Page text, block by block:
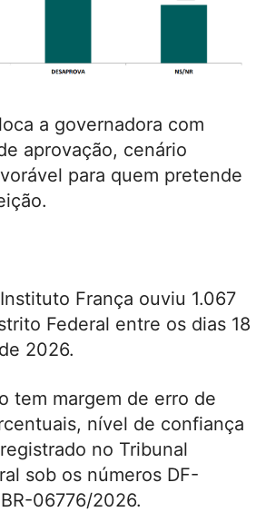
a governadora com
aprovação, cenário
para quem pretende
França ouviu 1.067
Federal entre os dias 18
2026.
tem margem de erro de
nível de confiança
no Tribunal
sob os números DF-
06776/2026.